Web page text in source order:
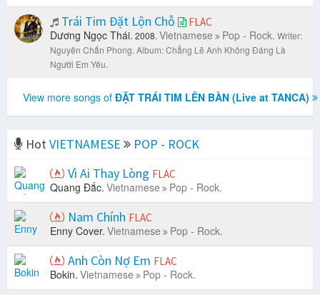
Trái Tim Đặt Lộn Chỗ FLAC
Dương Ngọc Thái. 2008. Vietnamese Pop - Rock. Writer:
Nguyên Chấn Phong. Album: Chẳng Lẽ Anh Không Đáng Là
Người Em Yêu.
View more songs of ĐẶT TRÁI TIM LÊN BÀN (Live at TANCA)
HotVIETNAMESE
POP - ROCK
Vì Ai Thay Lòng FLAC
Quang Đắc. Vietnamese Pop - Rock.
Nam Chính FLAC
Enny Cover. Vietnamese Pop - Rock.
Anh Còn Nợ Em FLAC
Bokin. Vietnamese Pop - Rock.